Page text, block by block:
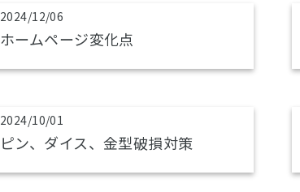
2024/12/06
ホームページ変化点
2024/10/01
ピン、ダイス、金型破損対策